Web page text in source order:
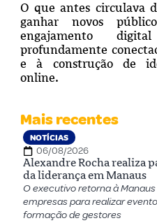
O que antes circulava
ganhar novos
engajamento
profundamente
e à construção de
online.
Mais recentes
NOTÍCIAS
06/08/2026
Alexandre Rocha realiza
da liderança em Manaus
O executivo retorna à
empresas para realizar
formação de gestores